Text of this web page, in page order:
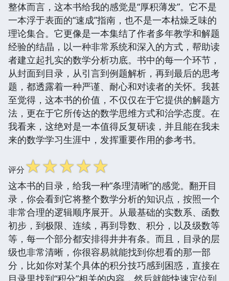
整体而言，这本书给我的感觉是“厚积薄发”。它不是
一本浮于表面的“速成”指南，也不是一本枯燥乏味的
理论集合。它更像是一本集结了作者多年教学和解题
经验的结晶，以一种非常系统和深入的方式，帮助读
者建立起扎实的数学分析功底。书中的每一个环节，
从封面到目录，从引言到例题解析，再到最后的思考
题，都透露着一种严谨、耐心和对读者的关怀。我甚
至觉得，这本书的价值，不仅仅在于它提供的解题方
法，更在于它所传达的数学思维方式和治学态度。在
我看来，这绝对是一本值得反复研读，并且能在我未
来的数学学习生涯中，发挥重要作用的参考书。
评分☆☆☆☆☆
这本书的目录，给我一种“条理清晰”的感觉。翻开目
录，你会看到它将整个数学分析的知识点，按照一个
非常合理的逻辑顺序展开。从最基础的实数系、函数
初步，到极限、连续，再到导数、积分，以及级数等
等，每一个部分都安排得井井有条。而且，目录的层
级也非常清晰，你很容易就能找到你想看的那一部
分，比如你对某个具体的积分技巧感到困惑，直接在
目录里找到“积分”相关的内容，然后就能快速定位到